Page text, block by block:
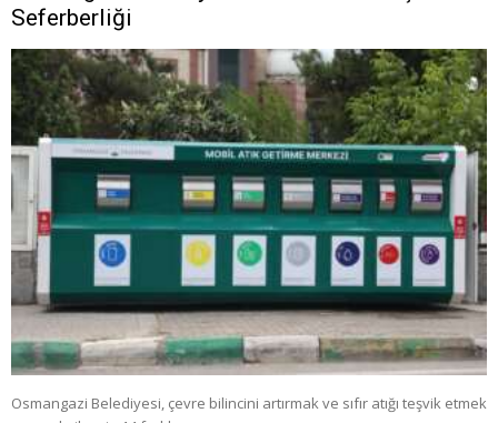
Seferberliği
Osmangazi Belediyesi, çevre bilincini artırmak ve sıfır atığı teşvik etmek